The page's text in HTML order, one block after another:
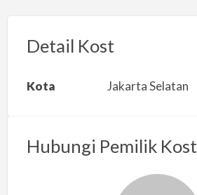
r
a
s
Detail Kost
Kota Jakarta Selatan
Hubungi Pemilik Kost